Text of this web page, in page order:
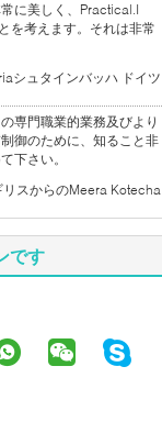
に美しく、Practical.I
を考えます。それは非常
シュタインバッハ ドイツ
専門職業的業務及びより
御のために、知ること非
下さい。
スからのMeera Kotecha
です